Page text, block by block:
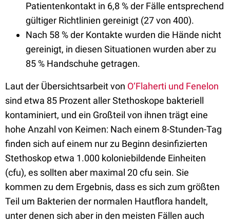
Patientenkontakt in 6,8 % der Fälle entsprechend
gültiger Richtlinien gereinigt (27 von 400).
Nach 58 % der Kontakte wurden die Hände nicht
gereinigt, in diesen Situationen wurden aber zu
85 % Handschuhe getragen.
Laut der Übersichtsarbeit von O‘Flaherti und Fenelon
sind etwa 85 Prozent aller Stethoskope bakteriell
kontaminiert, und ein Großteil von ihnen trägt eine
hohe Anzahl von Keimen: Nach einem 8-Stunden-Tag
finden sich auf einem nur zu Beginn desinfizierten
Stethoskop etwa 1.000 koloniebildende Einheiten
(cfu), es sollten aber maximal 20 cfu sein. Sie
kommen zu dem Ergebnis, dass es sich zum größten
Teil um Bakterien der normalen Hautflora handelt,
unter denen sich aber in den meisten Fällen auch